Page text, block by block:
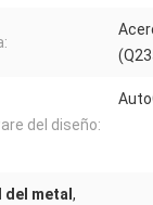
del diseño:
metal ,